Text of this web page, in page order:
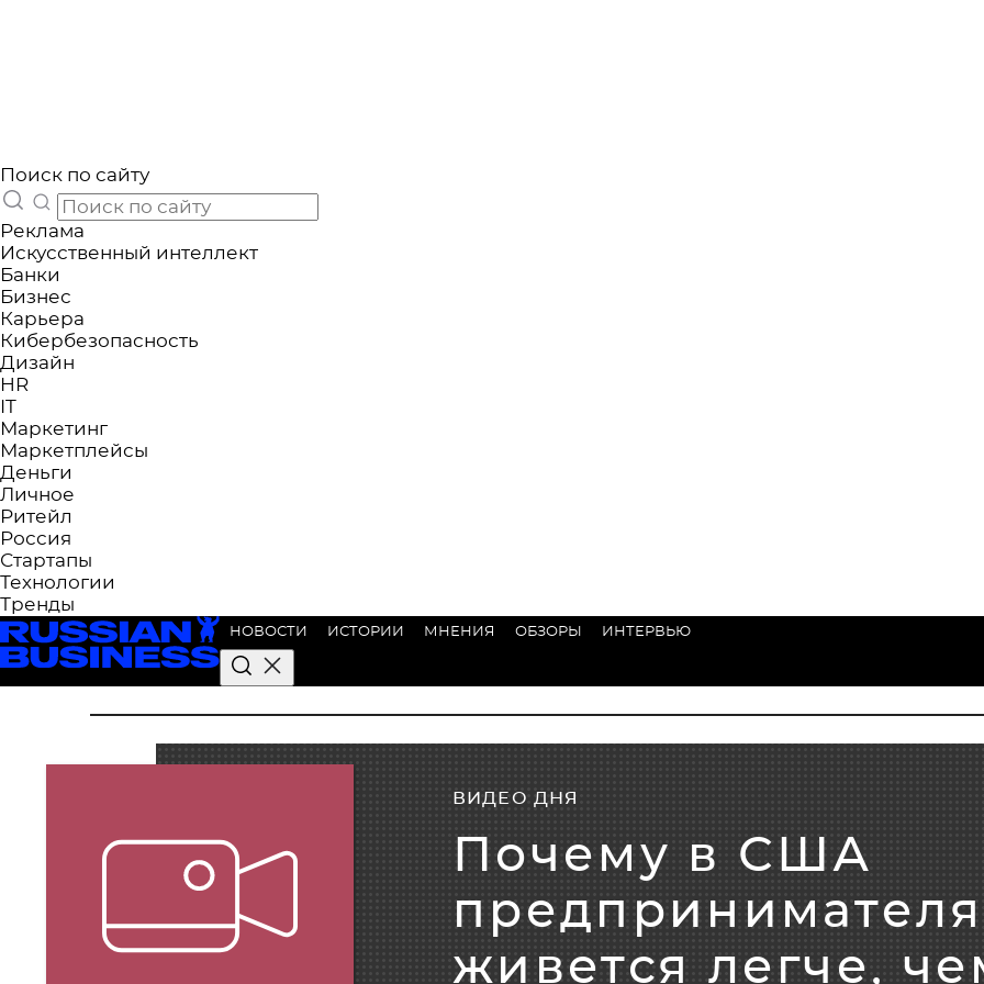
Поиск по сайту
Реклама
Искусственный интеллект
Банки
Бизнес
Карьера
Кибербезопасность
Дизайн
HR
IT
Маркетинг
Маркетплейсы
Деньги
Личное
Ритейл
Россия
Стартапы
Технологии
Тренды
НОВОСТИ ИСТОРИИ МНЕНИЯ ОБЗОРЫ ИНТЕРВЬЮ
Видео
ВИДЕО ДНЯ
Почему в США
живется легче,